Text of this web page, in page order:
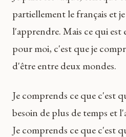
partiellement le français et
l'apprendre. Mais ce qui
pour moi, c'est que je
d'être entre deux mondes.
Je comprends ce que c'est
besoin de plus de temps et
Je comprends ce que c'est